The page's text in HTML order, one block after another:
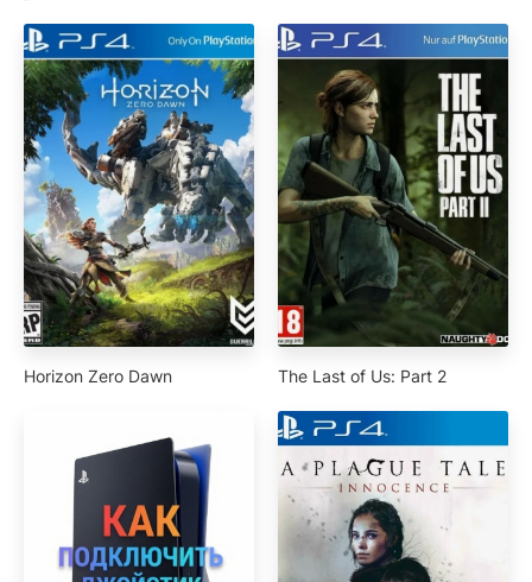
Horizon Zero Dawn The Last of Us: Part 2